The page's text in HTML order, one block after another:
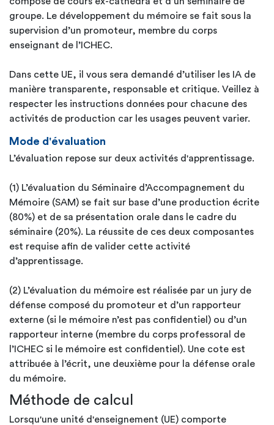
groupe. Le développement du mémoire se fait sous la
supervision d’un promoteur, membre du corps
enseignant de l’ICHEC.
Dans cette UE, il vous sera demandé d’utiliser les IA de
manière transparente, responsable et critique. Veillez à
respecter les instructions données pour chacune des
activités de production car les usages peuvent varier.
Mode d'évaluation
L’évaluation repose sur deux activités d'apprentissage.
(1) L’évaluation du Séminaire d’Accompagnement du
Mémoire (SAM) se fait sur base d’une production écrite
(80%) et de sa présentation orale dans le cadre du
séminaire (20%). La réussite de ces deux composantes
est requise afin de valider cette activité
d’apprentissage.
(2) L’évaluation du mémoire est réalisée par un jury de
défense composé du promoteur et d’un rapporteur
externe (si le mémoire n’est pas confidentiel) ou d’un
rapporteur interne (membre du corps professoral de
l’ICHEC si le mémoire est confidentiel). Une cote est
attribuée à l’écrit, une deuxième pour la défense orale
du mémoire.
Méthode de calcul
Lorsqu'une unité d'enseignement (UE) comporte